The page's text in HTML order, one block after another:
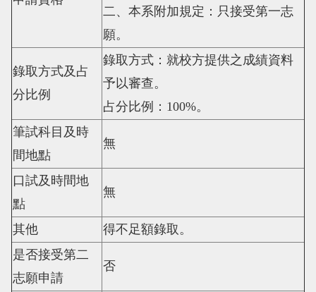
二、本系附加規定：只接受第一志
願。
錄取方式及占
分比例
錄取方式：就校方提供之成績資料
予以審查。
占分比例： 100%。
筆試科目及時
間地點
無
口試及時間地
點
無
其他
得不足額錄取。
是否接受第二
志願申請
否